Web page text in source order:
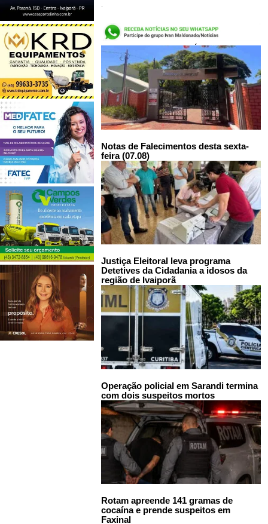
LEIA TAMBÉM:
Notas de Falecimentos desta sexta-
feira (07.08)
Justiça Eleitoral leva programa
Detetives da Cidadania a idosos da
região de Ivaiporã
Operação policial em Sarandi termina
com dois suspeitos mortos
Rotam apreende 141 gramas de
cocaína e prende suspeitos em
Faxinal